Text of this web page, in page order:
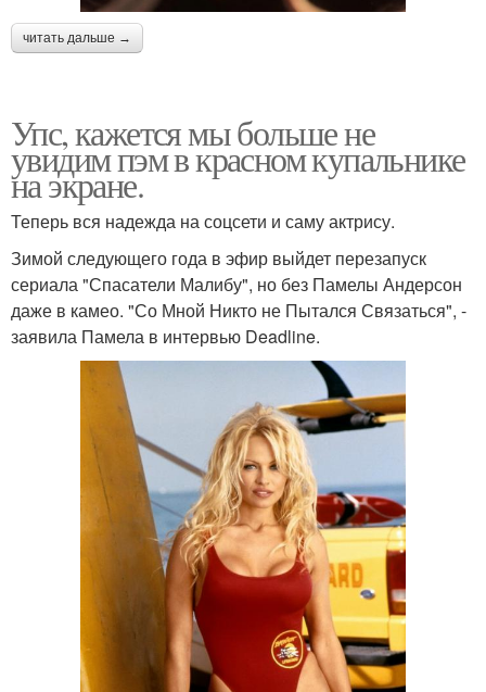
читать дальше →
Упс, кажется мы больше не
увидим пэм в красном купальнике
на экране.
Теперь вся надежда на соцсети и саму актрису.
Зимой следующего года в эфир выйдет перезапуск
сериала "Спасатели Малибу", но без Памелы Андерсон
даже в камео. "Со Мной Никто не Пытался Связаться", -
заявила Памела в интервью Deadline.